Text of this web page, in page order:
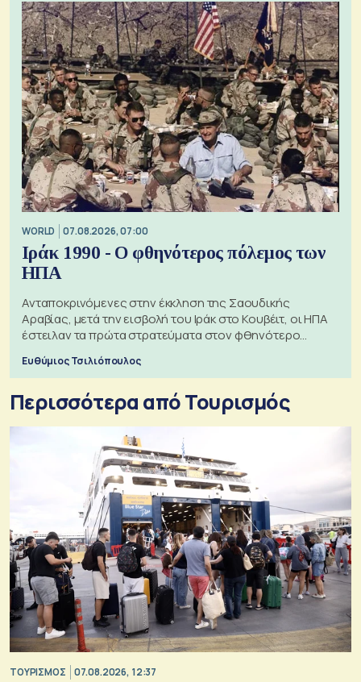
WORLD 07.08.2026, 07:00
Ιράκ 1990 - Ο φθηνότερος πόλεμος των
ΗΠΑ
Ανταποκρινόμενες στην έκκληση της Σαουδικής
Αραβίας, μετά την εισβολή του Ιράκ στο Κουβέιτ, οι ΗΠΑ
έστειλαν τα πρώτα στρατεύματα στον φθηνότερο
Ευθύμιος Τσιλιόπουλος
Περισσότερα από Τουρισμός
ΤΟΥΡΙΣΜΟΣ 07.08.2026, 12:37